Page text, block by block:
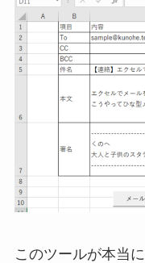
このツールが本当